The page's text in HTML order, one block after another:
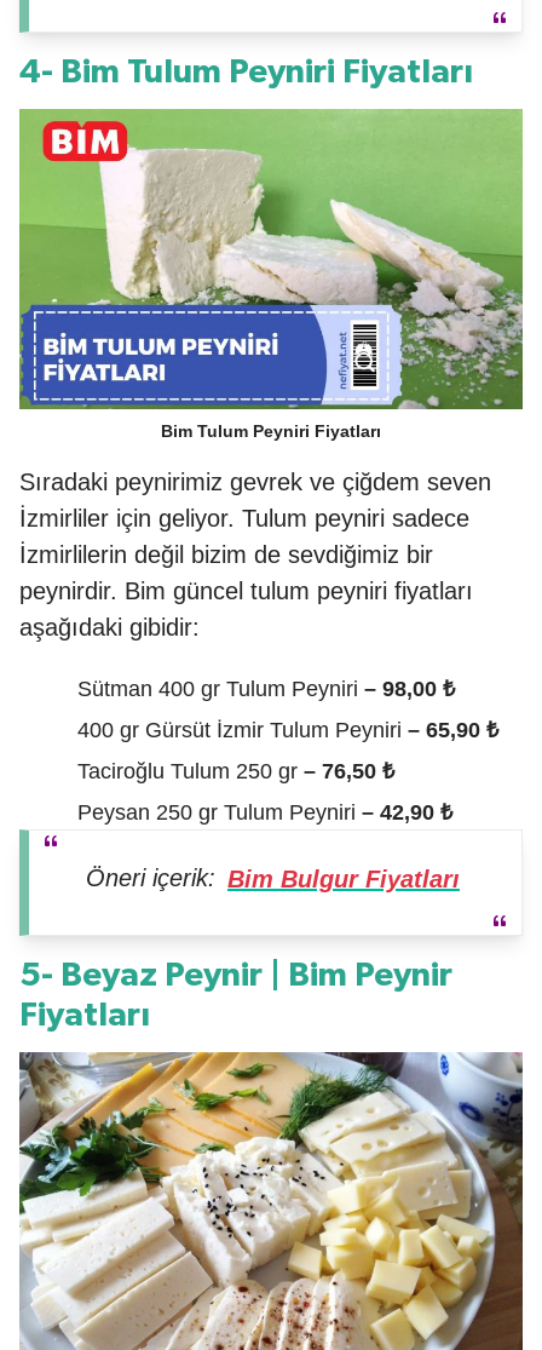
4- Bim Tulum Peyniri Fiyatları
Bim Tulum Peyniri Fiyatları
Sıradaki peynirimiz gevrek ve çiğdem seven
İzmirliler için geliyor. Tulum peyniri sadece
İzmirlilerin değil bizim de sevdiğimiz bir
peynirdir. Bim güncel tulum peyniri fiyatları
aşağıdaki gibidir:
Sütman 400 gr Tulum Peyniri – 98,00 ₺
400 gr Gürsüt İzmir Tulum Peyniri – 65,90 ₺
Taciroğlu Tulum 250 gr – 76,50 ₺
Peysan 250 gr Tulum Peyniri – 42,90 ₺
Öneri içerik: Bim Bulgur Fiyatları
5- Beyaz Peynir | Bim Peynir
Fiyatları